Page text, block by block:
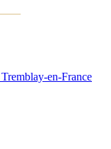
en-France